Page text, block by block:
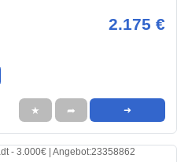
2.175 €
★ ➦ ➜